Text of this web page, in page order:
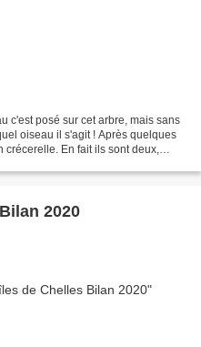
c'est posé sur cet arbre, mais sans
oiseau il s'agit ! Après quelques
crécerelle. En fait ils sont deux,
2020